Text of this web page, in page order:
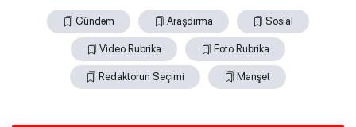
Gündəm Araşdırma Sosial
Video Rubrika Foto Rubrika
Redaktorun Seçimi Manşet